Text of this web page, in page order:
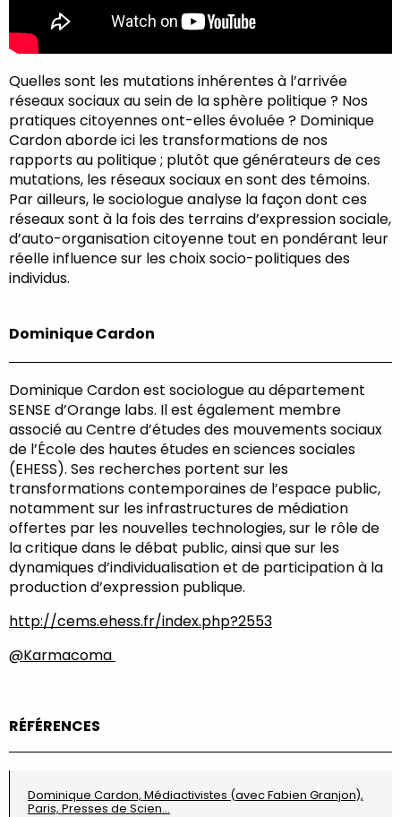
Quelles sont les mutations inhérentes à l’arrivée
réseaux sociaux au sein de la sphère politique ? Nos
pratiques citoyennes ont-elles évoluée ? Dominique
Cardon aborde ici les transformations de nos
rapports au politique ; plutôt que générateurs de ces
mutations, les réseaux sociaux en sont des témoins.
Par ailleurs, le sociologue analyse la façon dont ces
réseaux sont à la fois des terrains d’expression sociale,
d’auto-organisation citoyenne tout en pondérant leur
réelle influence sur les choix socio-politiques des
individus.
Dominique Cardon
Dominique Cardon est sociologue au département
SENSE d’Orange labs. Il est également membre
associé au Centre d’études des mouvements sociaux
de l’École des hautes études en sciences sociales
(EHESS). Ses recherches portent sur les
transformations contemporaines de l’espace public,
notamment sur les infrastructures de médiation
offertes par les nouvelles technologies, sur le rôle de
la critique dans le débat public, ainsi que sur les
dynamiques d’individualisation et de participation à la
production d’expression publique.
http://cems.ehess.fr/index.php?2553
@Karmacoma
RÉFÉRENCES
Dominique Cardon, Médiactivistes (avec Fabien Granjon),
Paris, Presses de Scien…